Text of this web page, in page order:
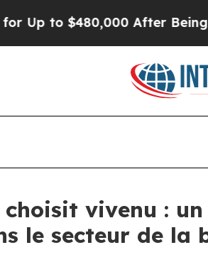
to $480,000 After Being
vivenu :
le secteur de la